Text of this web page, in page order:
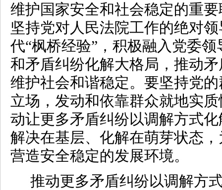
维护国家安全和社会稳定的重
坚持党对人民法院工作的绝对
代“枫桥经验”，积极融入党委
和矛盾纠纷化解大格局，推动
维护社会和谐稳定。要坚持党
立场，发动和依靠群众就地实
动让更多矛盾纠纷以调解方式
解决在基层、化解在萌芽状态
营造安全稳定的发展环境。
推动更多矛盾纠纷以调解方